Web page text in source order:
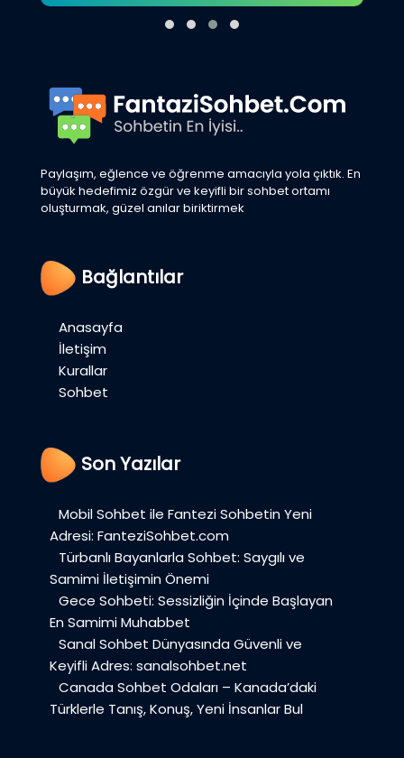
Paylaşım, eğlence ve öğrenme amacıyla yola çıktık. En
büyük hedefimiz özgür ve keyifli bir sohbet ortamı
oluşturmak, güzel anılar biriktirmek
Bağlantılar
Anasayfa
İletişim
Kurallar
Sohbet
Son Yazılar
Mobil Sohbet ile Fantezi Sohbetin Yeni
Adresi: FanteziSohbet.com
Türbanlı Bayanlarla Sohbet: Saygılı ve
Samimi İletişimin Önemi
Gece Sohbeti: Sessizliğin İçinde Başlayan
En Samimi Muhabbet
Sanal Sohbet Dünyasında Güvenli ve
Keyifli Adres: sanalsohbet.net
Canada Sohbet Odaları – Kanada’daki
Türklerle Tanış, Konuş, Yeni İnsanlar Bul